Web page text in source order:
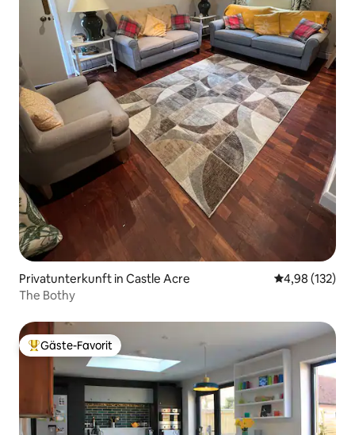
Privatunterkunft in Castle Acre
4,98 (132)
The Bothy
Beliebter Gäste-Favorit.
Gäste-Favorit